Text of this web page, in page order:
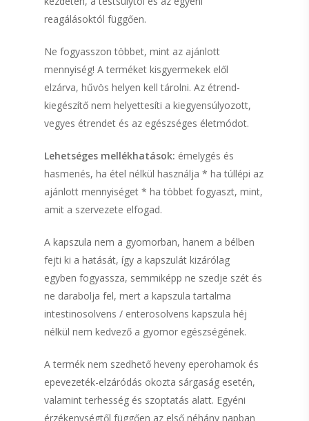
reagálásoktól függően.
Ne fogyasszon többet, mint az ajánlott
mennyiség! A terméket kisgyermekek elől
elzárva, hűvös helyen kell tárolni. Az étrend-
kiegészítő nem helyettesíti a kiegyensúlyozott,
vegyes étrendet és az egészséges életmódot.
Lehetséges mellékhatások: émelygés és
hasmenés, ha étel nélkül használja * ha túllépi az
ajánlott mennyiséget * ha többet fogyaszt, mint,
amit a szervezete elfogad.
A kapszula nem a gyomorban, hanem a bélben
fejti ki a hatását, így a kapszulát kizárólag
egyben fogyassza, semmiképp ne szedje szét és
ne darabolja fel, mert a kapszula tartalma
intestinosolvens / enterosolvens kapszula héj
nélkül nem kedvező a gyomor egészségének.
A termék nem szedhető heveny eperohamok és
epevezeték-elzáródás okozta sárgaság esetén,
valamint terhesség és szoptatás alatt. Egyéni
érzékenységtől függően az első néhány napban
HerbaStar
Flavin termékek